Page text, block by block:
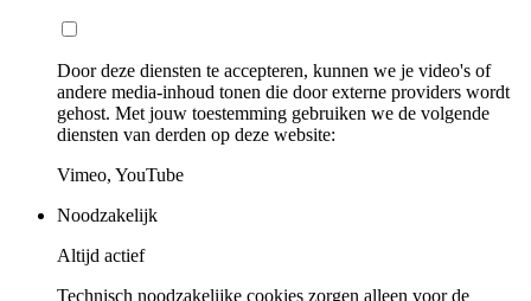
Door deze diensten te accepteren, kunnen we je video's of
andere media-inhoud tonen die door externe providers wordt
gehost. Met jouw toestemming gebruiken we de volgende
diensten van derden op deze website:
Vimeo, YouTube
Noodzakelijk
Altijd actief
Technisch noodzakelijke cookies zorgen alleen voor de